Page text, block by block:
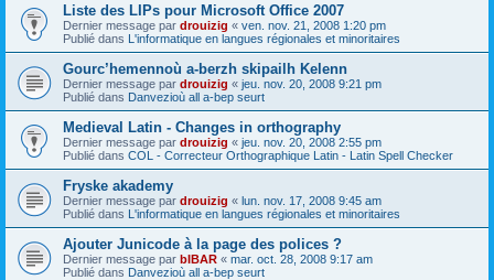
Liste des LIPs pour Microsoft Office 2007
Dernier message par drouizig « ven. nov. 21, 2008 1:20 pm
Publié dans L'informatique en langues régionales et minoritaires
Gourc’hemennoù a-berzh skipailh Kelenn
Dernier message par drouizig « jeu. nov. 20, 2008 9:21 pm
Publié dans Danvezioù all a-bep seurt
Medieval Latin - Changes in orthography
Dernier message par drouizig « jeu. nov. 20, 2008 2:55 pm
Publié dans COL - Correcteur Orthographique Latin - Latin Spell Checker
Fryske akademy
Dernier message par drouizig « lun. nov. 17, 2008 9:45 am
Publié dans L'informatique en langues régionales et minoritaires
Ajouter Junicode à la page des polices ?
Dernier message par bIBAR « mar. oct. 28, 2008 9:17 am
Publié dans Danvezioù all a-bep seurt